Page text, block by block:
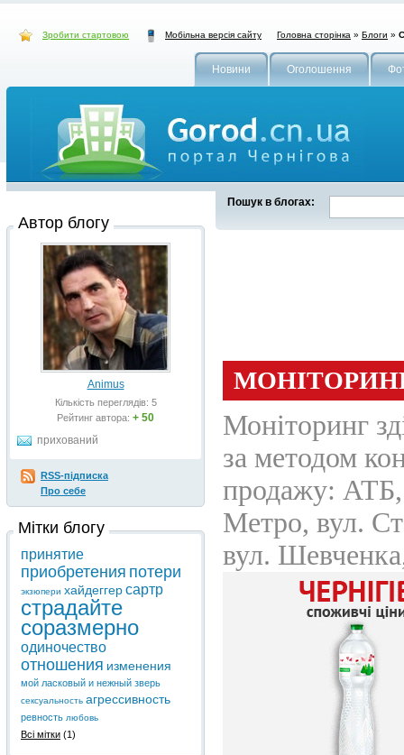
Зробити стартовою Мобільна версія сайту Головна сторінка » Блоги »
Новини Оголошення
Пошук в блогах:
Автор блогу
Animus
Кількість переглядів: 5
Рейтинг автора: + 50
прихований
RSS-підписка
Про себе
Мітки блогу
принятие
приобретения потери
экзюпери хайдеггерсартр
страдайте
соразмерно
одиночество
отношения изменения
мой ласковый и нежный зверь
сексуальность агрессивность
ревность любовь
Всі мітки (1)